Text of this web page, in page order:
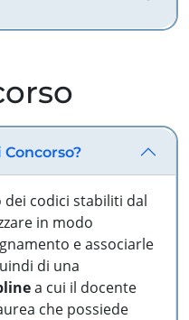
Concorso?
dei codici stabiliti dal
in modo
e associarle
di una
a cui il docente
che possiede